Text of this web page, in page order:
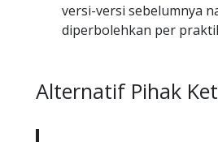
versi-versi sebelumnya
diperbolehkan per
Alternatif Pihak